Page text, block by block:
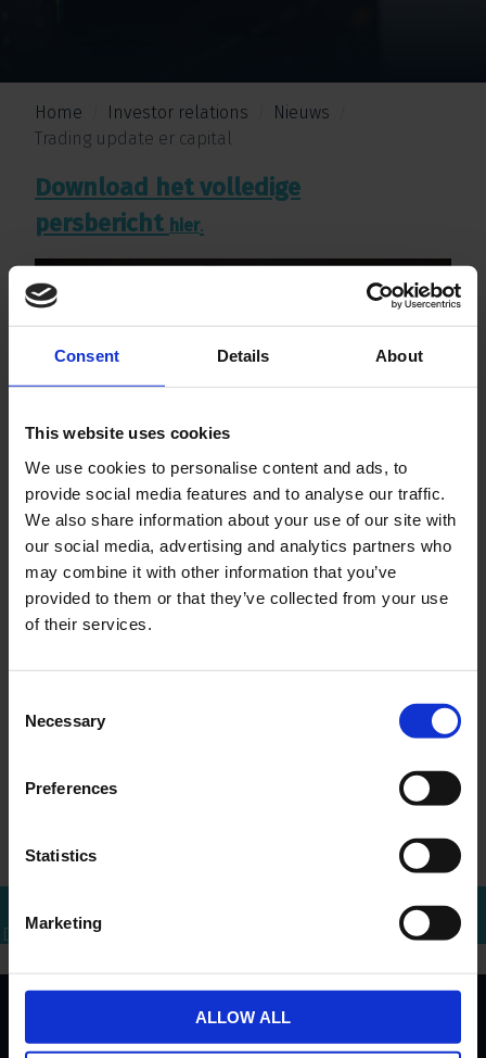
Consent Details About
This website uses cookies
We use cookies to personalise content and ads, to
provide social media features and to analyse our traffic.
We also share information about your use of our site with
our social media, advertising and analytics partners who
may combine it with other information that you’ve
provided to them or that they’ve collected from your use
of their services.
Selection
Necessary
Preferences
Statistics
Marketing
ALLOW ALL
Home Investor relations
Nieuws
Trading update er capital
Download het volledige
persbericht hier.
MEER WETEN?
Bel of mail voor een afspraak
info@ercapital.nl
Stemresultaten BAVA
→
Download brochure Bel mij terug
Important links